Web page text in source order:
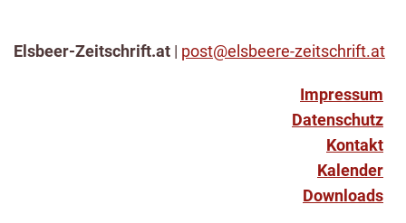
Elsbeer-Zeitschrift.at | post@elsbeere-zeitschrift.at
Impressum
Datenschutz
Kontakt
Kalender
Downloads